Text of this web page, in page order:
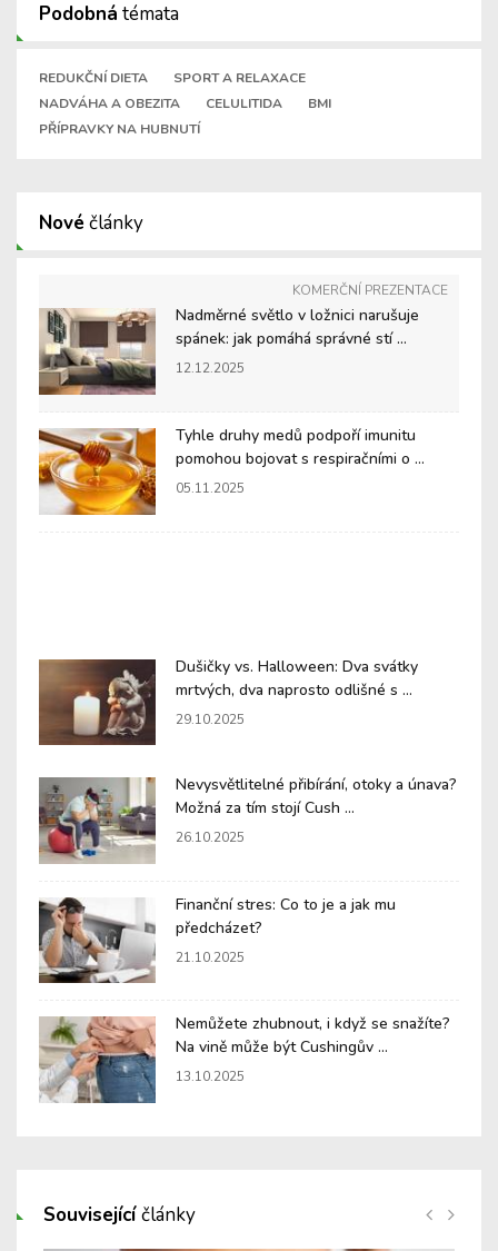
Podobná témata
REDUKČNÍ DIETA
SPORT A RELAXACE
NADVÁHA A OBEZITA
CELULITIDA
BMI
PŘÍPRAVKY NA HUBNUTÍ
Nové články
KOMERČNÍ PREZENTACE
Nadměrné světlo v ložnici narušuje
spánek: jak pomáhá správné stí ...
12.12.2025
Tyhle druhy medů podpoří imunitu
pomohou bojovat s respiračními o ...
05.11.2025
Dušičky vs. Halloween: Dva svátky
mrtvých, dva naprosto odlišné s ...
29.10.2025
Nevysvětlitelné přibírání, otoky a únava?
Možná za tím stojí Cush ...
26.10.2025
Finanční stres: Co to je a jak mu
předcházet?
21.10.2025
Nemůžete zhubnout, i když se snažíte?
Na vině může být Cushingův ...
13.10.2025
Souvisejícíčlánky